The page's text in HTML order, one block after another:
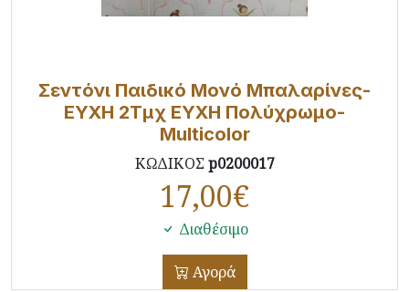
Σεντόνι Παιδικό Μονό Μπαλαρίνες-
ΕΥΧΗ 2Τμχ ΕΥΧΗ Πολύχρωμο-
Multicolor
ΚΩΔΙΚΟΣ p0200017
17,00€
Διαθέσιμο
Αγορά